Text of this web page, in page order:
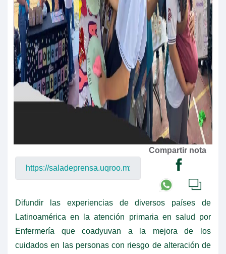
Compartir nota
Difundir las experiencias de diversos países de
Latinoamérica en la atención primaria en salud por
Enfermería que coadyuvan a la mejora de los
cuidados en las personas con riesgo de alteración de